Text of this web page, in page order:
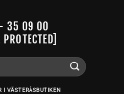
35 09 00
PROTECTED]
I VÄSTERÅSBUTIKEN